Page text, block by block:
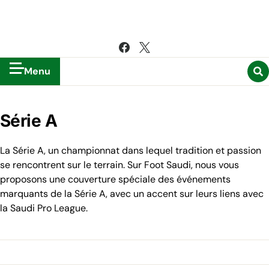
Menu
Série A
La Série A, un championnat dans lequel tradition et passion
se rencontrent sur le terrain. Sur Foot Saudi, nous vous
proposons une couverture spéciale des événements
marquants de la Série A, avec un accent sur leurs liens avec
la Saudi Pro League.